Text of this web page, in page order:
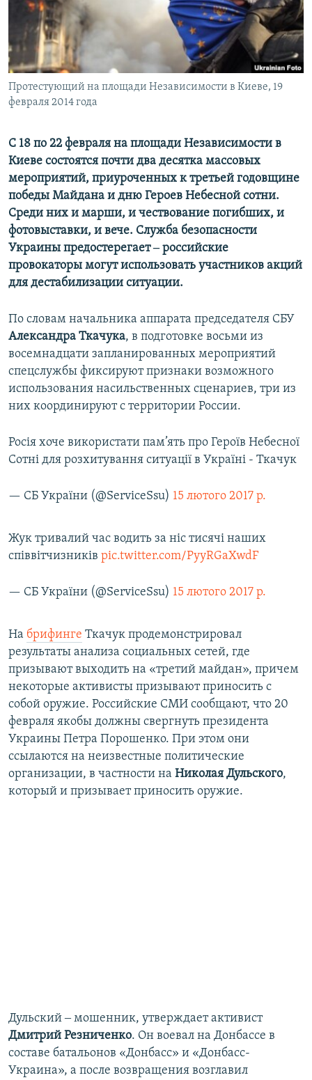
ПОБЕДИТЕЛЕЙ НЕ СУДЯТ?
КРЫМ.НЕПОКОРЕННЫЙ
ELIFBE
УКРАИНСКАЯ ПРОБЛЕМА КРЫМА
ПРИСОЕДИНЯЙТЕСЬ!
Все сайты RFE/RL
Протестующий на площади Независимости в Киеве, 19
февраля 2014 года
С 18 по 22 февраля на площади Независимости в
Киеве состоятся почти два десятка массовых
мероприятий, приуроченных к третьей годовщине
победы Майдана и дню Героев Небесной сотни.
Среди них и марши, и чествование погибших, и
фотовыставки, и вече. Служба безопасности
Украины предостерегает ‒ российские
провокаторы могут использовать участников акций
для дестабилизации ситуации.
По словам начальника аппарата председателя СБУ
Александра Ткачука, в подготовке восьми из
восемнадцати запланированных мероприятий
спецслужбы фиксируют признаки возможного
использования насильственных сценариев, три из
них координируют с территории России.
Росія хоче використати пам’ять про Героїв Небесної
Сотні для розхитування ситуації в Україні - Ткачук
— СБ України (@ServiceSsu) 15 лютого 2017 р.
Жук тривалий час водить за ніс тисячі наших
співвітчизників pic.twitter.com/PyyRGaXwdF
— СБ України (@ServiceSsu) 15 лютого 2017 р.
На брифинге Ткачук продемонстрировал
результаты анализа социальных сетей, где
призывают выходить на «третий майдан», причем
некоторые активисты призывают приносить с
собой оружие. Российские СМИ сообщают, что 20
февраля якобы должны свергнуть президента
Украины Петра Порошенко. При этом они
ссылаются на неизвестные политические
организации, в частности на Николая Дульского,
который и призывает приносить оружие.
Дульский ‒ мошенник, утверждает активист
Дмитрий Резниченко. Он воевал на Донбассе в
составе батальонов «Донбасс» и «Донбасс-
Украина», а после возвращения возглавил